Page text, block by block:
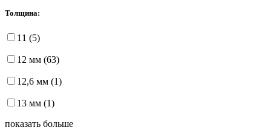
Толщина:
11 (5)
12 мм (63)
12,6 мм (1)
13 мм (1)
показать больше